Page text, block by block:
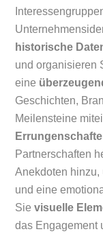
historische
und organisieren
eine
Geschichten,
Meilensteine
Partnerschaften
Anekdoten hinzu,
und eine
Sievisuelle
das Engagement